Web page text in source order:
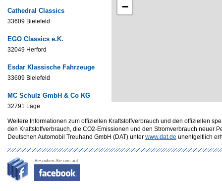
Cathedral Classics
33609 Bielefeld
EGO Classics e.K.
32049 Herford
Esdar Klassische Fahrzeuge
33609 Bielefeld
MC Schulz GmbH & Co KG
32791 Lage
−
Weitere Informationen zum offiziellen Kraftstoffverbrauch und den offiziellen
den Kraftstoffverbrauch, die CO2-Emissionen und den Stromverbrauch neuer
Deutschen Automobil Treuhand GmbH (DAT) unter www.dat.de unentgeltlich